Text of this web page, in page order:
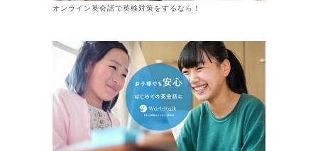
オンライン英会話で英検対策をするなら！